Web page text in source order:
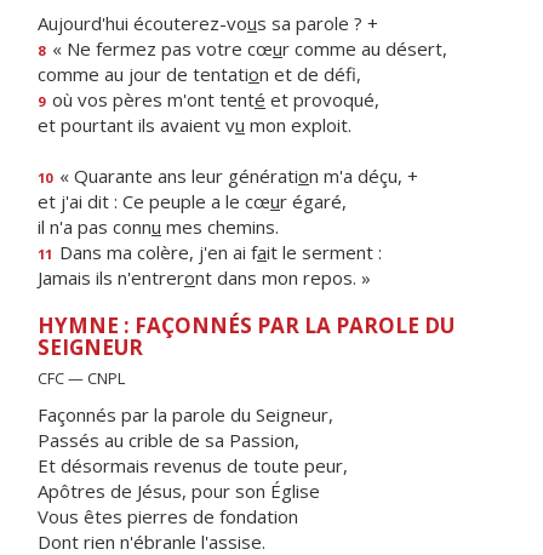
Aujourd'hui écouterez-vous sa parole ? +
8 « Ne fermez pas votre cœur comme au désert,
comme au jour de tentation et de défi,
9 où vos pères m'ont tenté et provoqué,
et pourtant ils avaient vu mon exploit.
10 « Quarante ans leur génération m'a déçu, +
et j'ai dit : Ce peuple a le cœur égaré,
il n'a pas connu mes chemins.
11 Dans ma colère, j'en ai fait le serment :
Jamais ils n'entreront dans mon repos. »
HYMNE : FAÇONNÉS PAR LA PAROLE DU
SEIGNEUR
CFC — CNPL
Façonnés par la parole du Seigneur,
Passés au crible de sa Passion,
Et désormais revenus de toute peur,
Apôtres de Jésus, pour son Église
Vous êtes pierres de fondation
Dont rien n'ébranle l'assise.